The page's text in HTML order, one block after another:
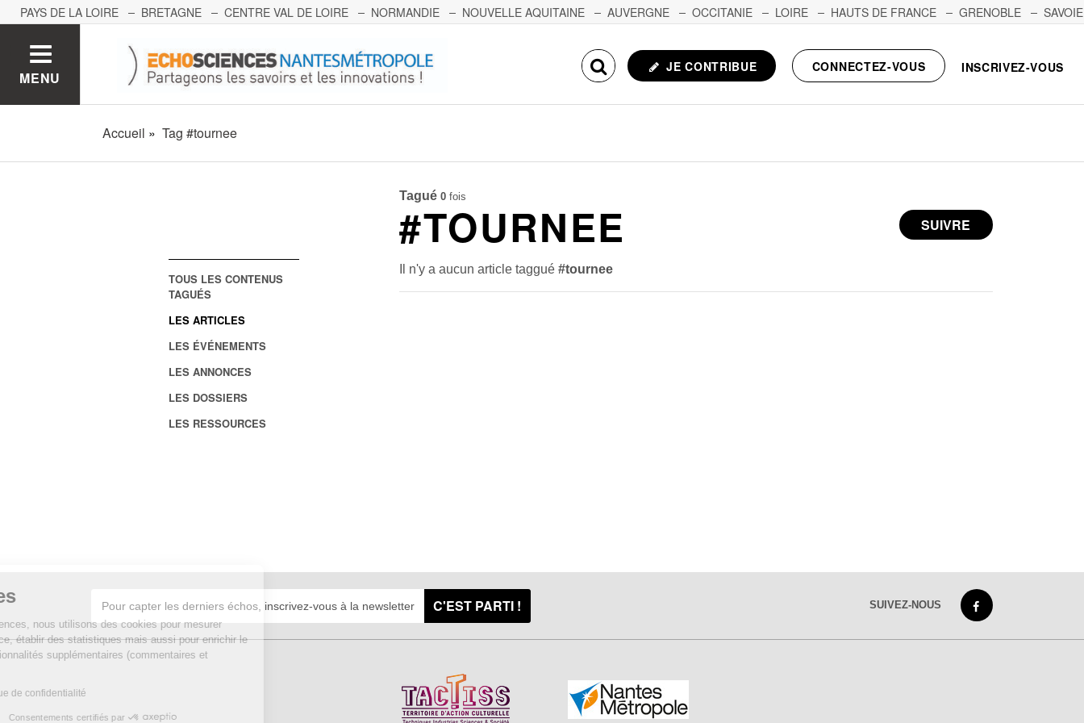
Sur Echosciences, nous utilisons des cookies pour mesurer
notre audience, établir des statistiques mais aussi pour enrichir le
site de fonctionnalités supplémentaires (commentaires et
Lire la politique de confidentialité
Consentements certifiés par
PAYS DE LA LOIRE BRETAGNE CENTRE VAL DE LOIRE NORMANDIE NOUVELLE AQUITAINE AUVERGNE OCCITANIE LOIRE HAUTS DE FRANCE GRENOBLE
SAVOIE
MENU
JE CONTRIBUE CONNECTEZ-VOUS INSCRIVEZ-VOUS
Accueil Tag #tournee
TOUS LES CONTENUS
TAGUÉS
LES ARTICLES
LES ÉVÉNEMENTS
LES ANNONCES
LES DOSSIERS
LES RESSOURCES
Tagué 0 fois
SUIVRE
#TOURNEE
Il n'y a aucun article taggué#tournee
C'EST PARTI ! SUIVEZ-NOUS